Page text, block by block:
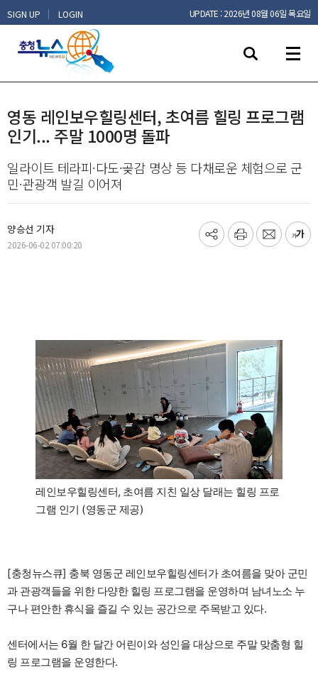
SIGN UP | LOGIN UPDATE : 2026년 08월 06일 목요일
영동 레인보우힐링센터, 초여름 힐링 프로그램
인기... 주말 1000명 돌파
일라이트 테라피·다도·곶감 명상 등 다채로운 체험으로 군
민·관광객 발길 이어져
양승선 기자
2026-06-02 07:00:20
기
프
메
글
레인보우힐링센터, 초여름 지친 일상 달래는 힐링 프로
그램 인기 (영동군 제공)
[충청뉴스큐] 충북 영동군 레인보우힐링센터가 초여름을 맞아 군민
과 관광객들을 위한 다양한 힐링 프로그램을 운영하며 남녀노소 누
구나 편안한 휴식을 즐길 수 있는 공간으로 주목받고 있다.
센터에서는 6월 한 달간 어린이와 성인을 대상으로 주말 맞춤형 힐
링 프로그램을 운영한다.